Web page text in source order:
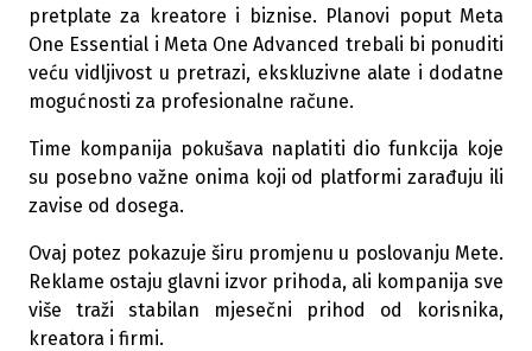
pretplate za kreatore i biznise. Planovi poput Meta
One Essential i Meta One Advanced trebali bi ponuditi
veću vidljivost u pretrazi, ekskluzivne alate i dodatne
mogućnosti za profesionalne račune.
Time kompanija pokušava naplatiti dio funkcija koje
su posebno važne onima koji od platformi zarađuju ili
zavise od dosega.
Ovaj potez pokazuje širu promjenu u poslovanju Mete.
Reklame ostaju glavni izvor prihoda, ali kompanija sve
više traži stabilan mjesečni prihod od korisnika,
kreatora i firmi.